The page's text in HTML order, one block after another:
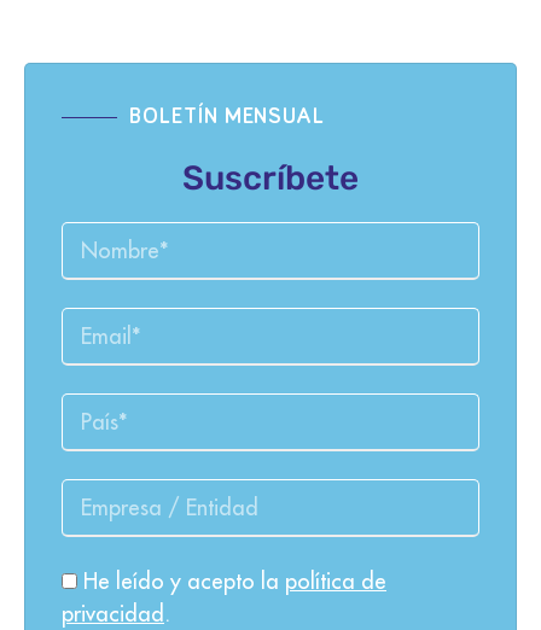
BOLETÍN MENSUAL
Suscríbete
He leído y acepto la política de
privacidad .